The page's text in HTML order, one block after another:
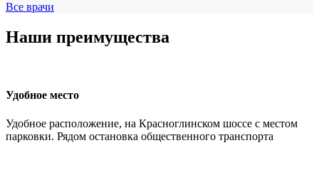
Все врачи
Наши преимущества
Удобное место
Удобное расположение, на Красноглинском шоссе с местом
парковки. Рядом остановка общественного транспорта